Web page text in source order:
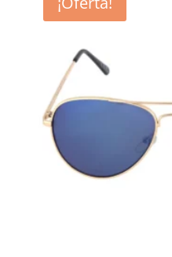
$ 246.000.